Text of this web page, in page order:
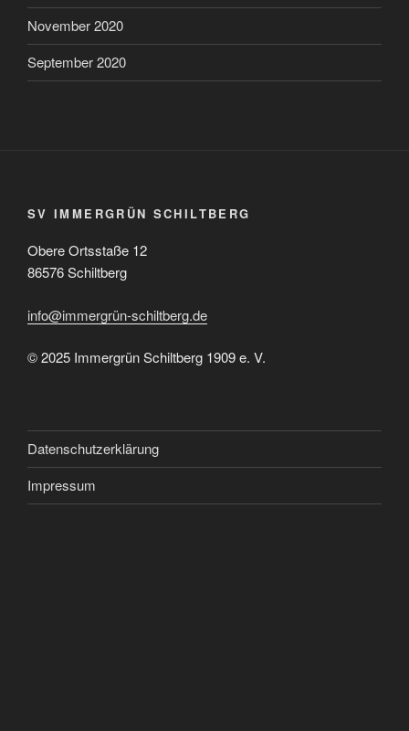
November 2020
September 2020
SV IMMERGRÜN SCHILTBERG
Obere Ortsstaße 12
86576 Schiltberg
info@immergrün-schiltberg.de
© 2025 Immergrün Schiltberg 1909 e. V.
Datenschutzerklärung
Impressum